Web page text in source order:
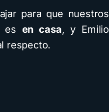
para que nuestros
es en casa, y Emilio
respecto.